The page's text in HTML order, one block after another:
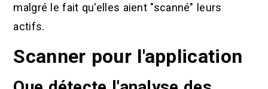
malgré le fait qu'elles aient "scanné" leurs
actifs.
Scanner pour l'application